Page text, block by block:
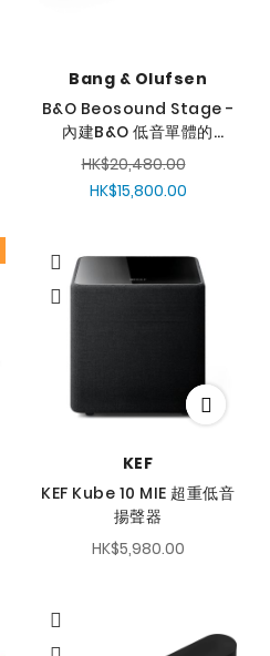
Bang & Olufsen
B&O Beosound Stage -
內建B&O 低音單體的
soundbar
HK$15,800.00
HK$20,480.00
KEF
KEF Kube 10 MIE 超重低音
揚聲器
HK$5,980.00